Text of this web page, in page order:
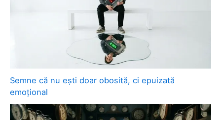
Semne că nu ești doar obosită, ci epuizată
emoțional